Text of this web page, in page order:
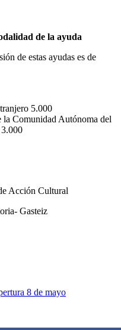
de la ayuda
de estas ayudas es de
5.000
la Comunidad Autónoma del
Acción Cultural
Gasteiz
8 de mayo